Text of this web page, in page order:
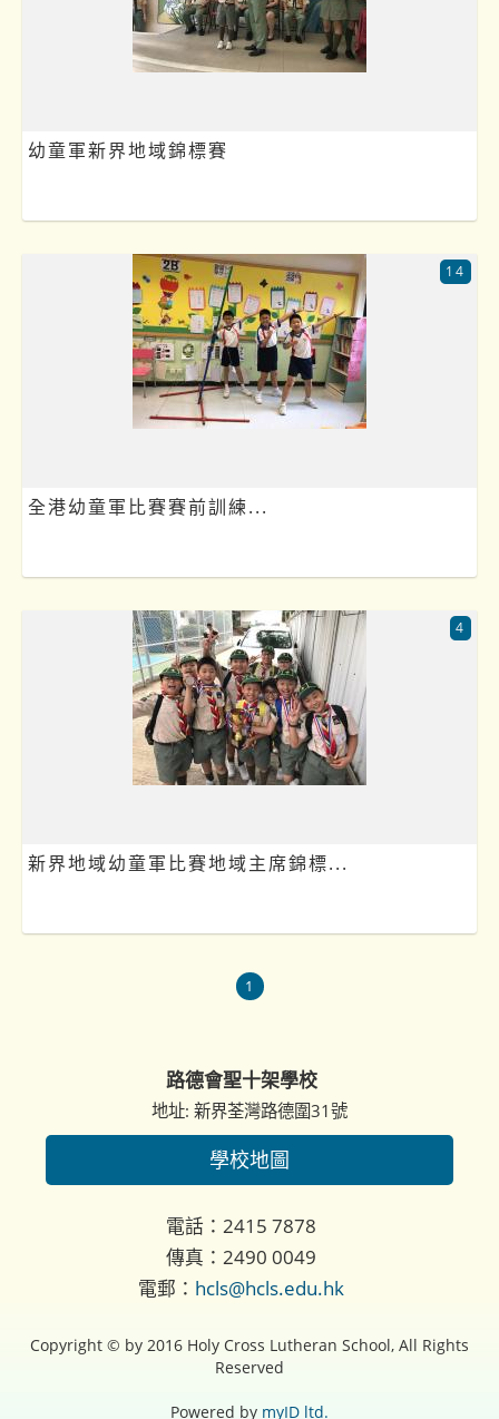
幼童軍新界地域錦標賽
全港幼童軍比賽賽前訓練...
14
新界地域幼童軍比賽地域主席錦標...
4
1
路德會聖十架學校
地址: 新界荃灣路德圍31號
學校地圖
電話：2415 7878
傳真：2490 0049
電郵： hcls@hcls.edu.hk
Copyright © by 2016 Holy Cross Lutheran School, All Rights
Reserved
Powered by myID ltd.